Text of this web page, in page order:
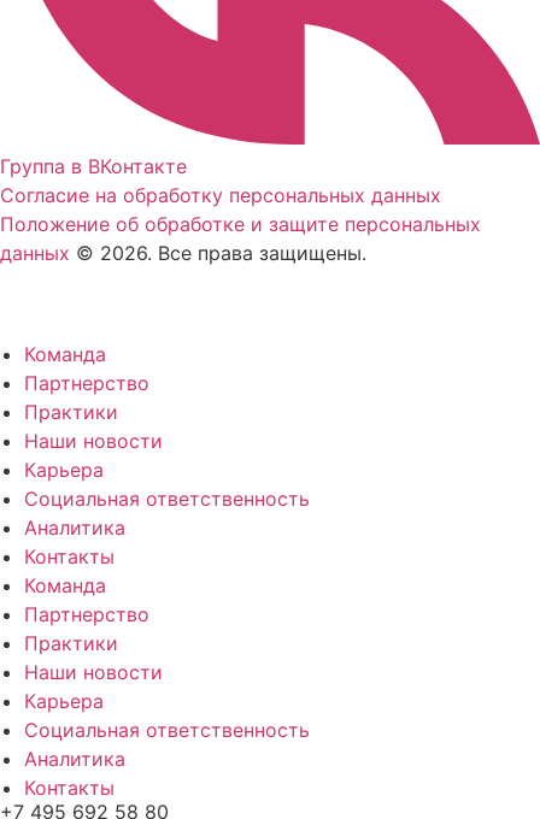
Группа в ВКонтакте
Согласие на обработку персональных данных
Положение об обработке и защите персональных
данных © 2026. Все права защищены.
Команда
Партнерство
Практики
Наши новости
Карьера
Социальная ответственность
Аналитика
Контакты
Команда
Партнерство
Практики
Наши новости
Карьера
Социальная ответственность
Аналитика
Контакты
+7 495 692 58 80